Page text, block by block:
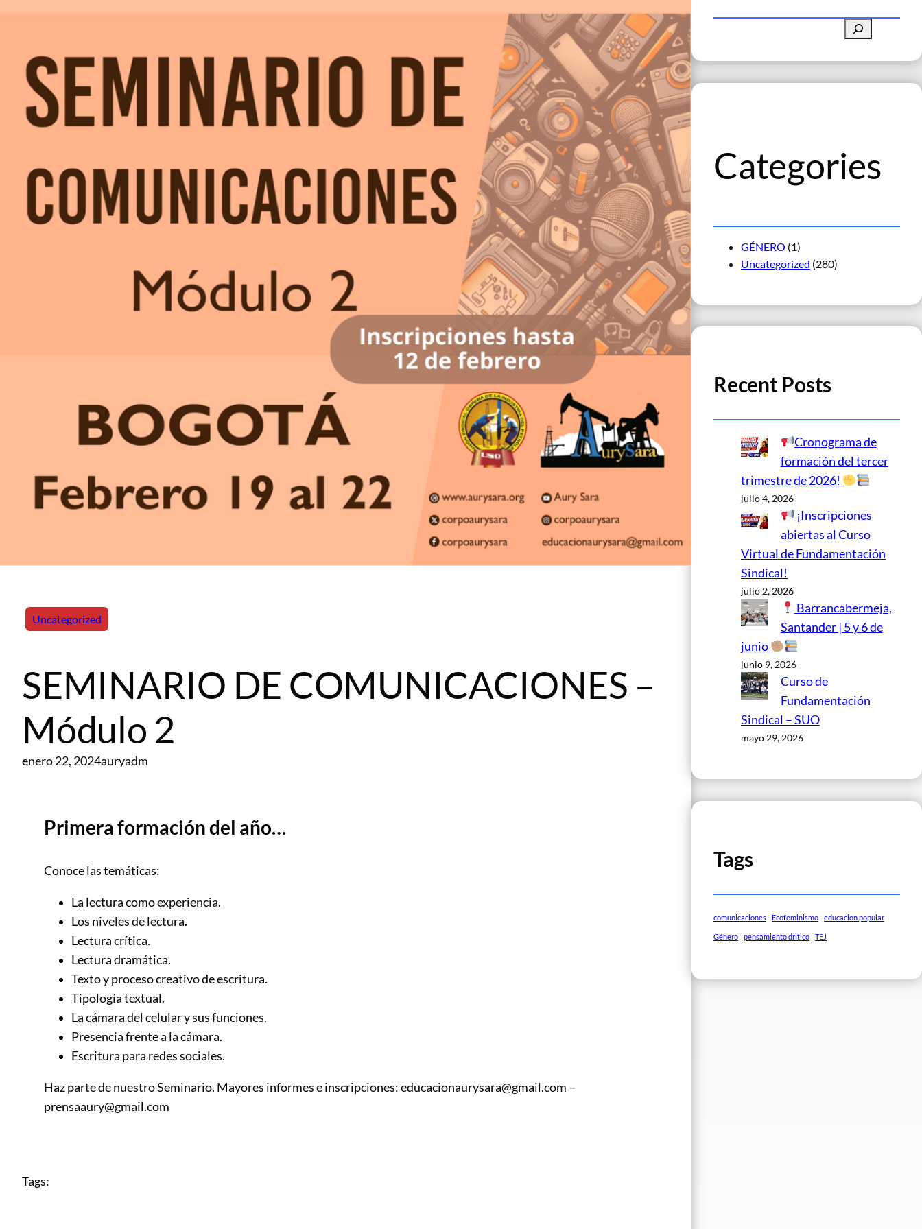
Uncategorized
SEMINARIO DE COMUNICACIONES –
Módulo 2
enero 22, 2024auryadm
Primera formación del año…
Conoce las temáticas:
La lectura como experiencia.
Los niveles de lectura.
Lectura crítica.
Lectura dramática.
Texto y proceso creativo de escritura.
Tipología textual.
La cámara del celular y sus funciones.
Presencia frente a la cámara.
Escritura para redes sociales.
Haz parte de nuestro Seminario. Mayores informes e inscripciones: educacionaurysara@gmail.com –
prensaaury@gmail.com
Tags:
s
c
Categories
GÉNERO (1)
Uncategorized (280)
Recent Posts
Cronograma de
formación del tercer
trimestre de 2026!
julio 4, 2026
¡Inscripciones
abiertas al Curso
Virtual de Fundamentación
Sindical!
julio 2, 2026
Barrancabermeja,
Santander | 5 y 6 de
junio
junio 9, 2026
Curso de
Fundamentación
Sindical – SUO
mayo 29, 2026
Tags
comunicaciones Ecofeminismo educacion popular
Género pensamiento dritico TEJ